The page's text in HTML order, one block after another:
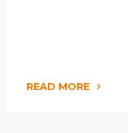
READ MORE